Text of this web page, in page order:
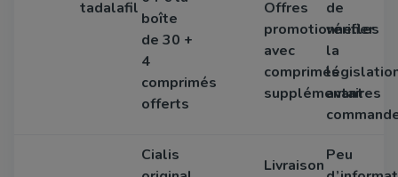
tadalafil
boîte
de 30 +
4
comprimés
offerts
Offres
promotionnelles
avec
comprimés
supplémentaires
de
vérifier
la
avant
Cialis
Livraison
Peu